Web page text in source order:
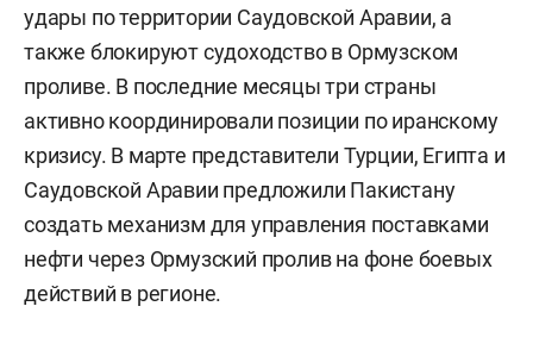
удары по территории Саудовской Аравии, а
также блокируют судоходство в Ормузском
проливе. В последние месяцы три страны
активно координировали позиции по иранскому
кризису. В марте представители Турции, Египта и
Саудовской Аравии предложили Пакистану
создать механизм для управления поставками
нефти через Ормузский пролив на фоне боевых
действий в регионе.